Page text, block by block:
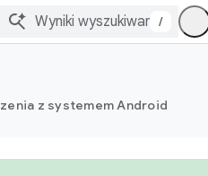
/
z systemem Android